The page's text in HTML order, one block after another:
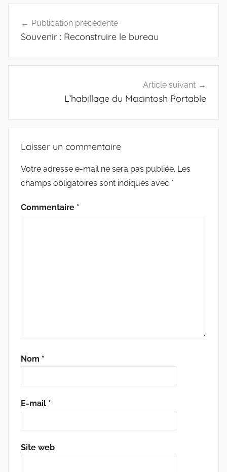
de
Publication précédente
Souvenir : Reconstruire le bureau
Article suivant
L’habillage du Macintosh Portable
Laisser un commentaire
Votre adresse e-mail ne sera pas publiée. Les
champs obligatoires sont indiqués avec *
Commentaire *
Nom *
E-mail *
Site web